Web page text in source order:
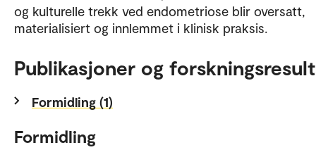
og kulturelle trekk ved endometriose blir oversatt,
materialisiert og innlemmet i klinisk praksis.
Publikasjoner og
Formidling (1)
Formidling